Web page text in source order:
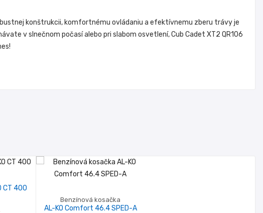
konštrukcii, komfortnému ovládaniu a efektívnemu zberu trávy je
v slnečnom počasí alebo pri slabom osvetlení, Cub Cadet XT2 QR106
CT 400
Benzínová kosačka
AL-KO Comfort 46.4 SPED-A